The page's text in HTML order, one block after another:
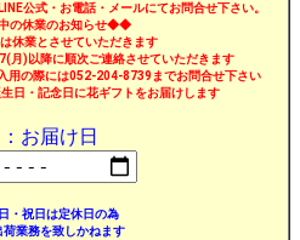
公式・お電話・メールにてお問合せ下さい。
の休業のお知らせ◆◆
休業とさせていただきます
月)以降に順次ご連絡させていただきます
用の際には052-204-8739までお問合せ下さい
日・記念日に花ギフトをお届けします
お届け日
・祝日は定休日の為
荷業務を致しかねます